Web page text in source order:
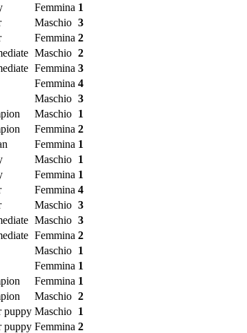
Femmina 1
Maschio 3
Femmina 2
Maschio 2
Femmina 3
Femmina 4
Maschio 3
Maschio 1
Femmina 2
Femmina 1
Maschio 1
Femmina 1
Femmina 4
Maschio 3
Maschio 3
Femmina 2
Maschio 1
Femmina 1
Femmina 1
Maschio 2
puppy Maschio 1
puppy Femmina 2